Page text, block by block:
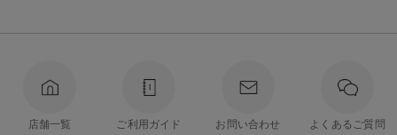
店舗一覧 ご利用ガイド お問い合わせ よくあるご質問